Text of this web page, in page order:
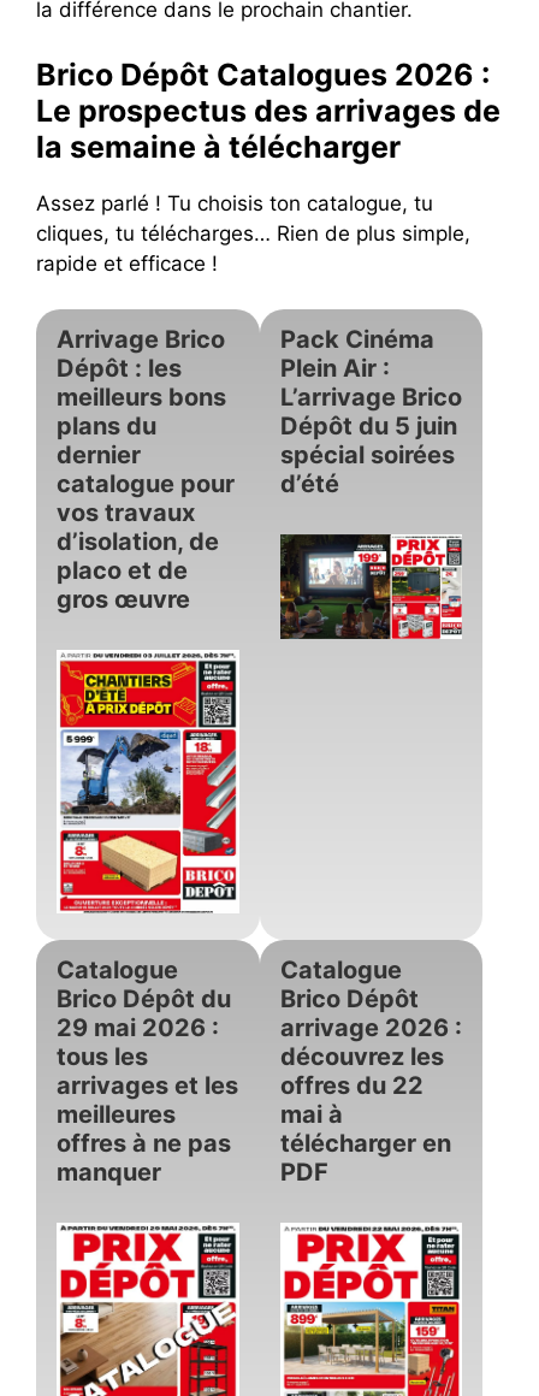
la différence dans le prochain chantier.
Brico Dépôt Catalogues 2026 :
Le prospectus des arrivages de
la semaine à télécharger
Assez parlé ! Tu choisis ton catalogue, tu
cliques, tu télécharges… Rien de plus simple,
rapide et efficace !
Arrivage Brico
Dépôt : les
meilleurs bons
plans du
dernier
catalogue pour
vos travaux
d’isolation, de
placo et de
gros œuvre
Pack Cinéma
Plein Air :
L’arrivage Brico
Dépôt du 5 juin
spécial soirées
d’été
Catalogue
Brico Dépôt du
29 mai 2026 :
tous les
arrivages et les
meilleures
offres à ne pas
manquer
Catalogue
Brico Dépôt
arrivage 2026 :
découvrez les
offres du 22
mai à
télécharger en
PDF